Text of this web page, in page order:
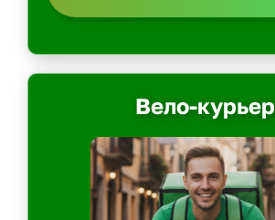
Вело-курьер